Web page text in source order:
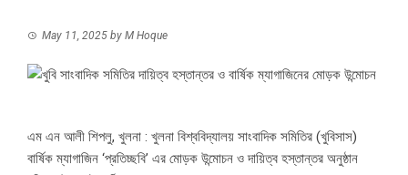
May 11, 2025 by M Hoque
এম এন আলী শিপলু, খুলনা : খুলনা বিশ্ববিদ্যালয় সাংবাদিক সমিতির (খুবিসাস)
বার্ষিক ম্যাগাজিন ‘প্রতিচ্ছবি’ এর মোড়ক উন্মোচন ও দায়িত্ব হস্তান্তর অনুষ্ঠান